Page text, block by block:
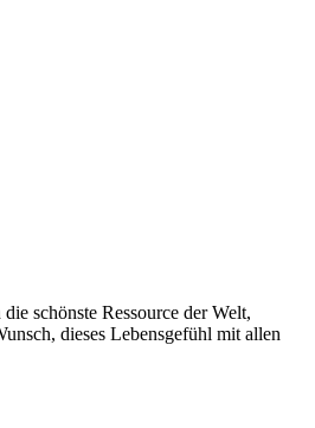
schönste Ressource der Welt,
dieses Lebensgefühl mit allen